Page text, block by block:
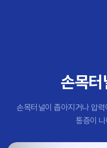
#교통사고후유증
#추나요법
손목
손목터널이 좁아지거나 압
통증이